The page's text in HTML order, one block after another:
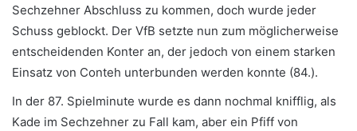
Sechzehner Abschluss zu kommen, doch wurde jeder
Schuss geblockt. Der VfB setzte nun zum möglicherweise
entscheidenden Konter an, der jedoch von einem starken
Einsatz von Conteh unterbunden werden konnte (84.).
In der 87. Spielminute wurde es dann nochmal knifflig, als
Kade im Sechzehner zu Fall kam, aber ein Pfiff von